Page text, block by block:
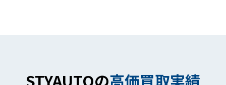
STYAUTOの高価買取実績